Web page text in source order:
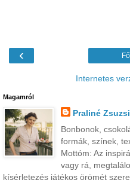
‹
Internetes
Magamról
Praliné Zsuzsi
Bonbonok,
formák, színek,
Mottóm: Az
vagy rá,
kísérletezés játékos örömét